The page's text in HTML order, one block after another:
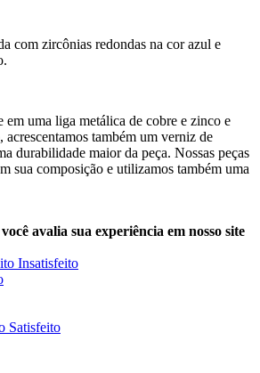
com zircônias redondas na cor azul e
em uma liga metálica de cobre e zinco e
acrescentamos também um verniz de
durabilidade maior da peça. Nossas peças
sua composição e utilizamos também uma
avalia sua experiência em nosso site
Insatisfeito
Satisfeito